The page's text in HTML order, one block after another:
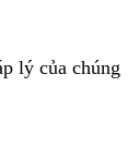
lý của chúng